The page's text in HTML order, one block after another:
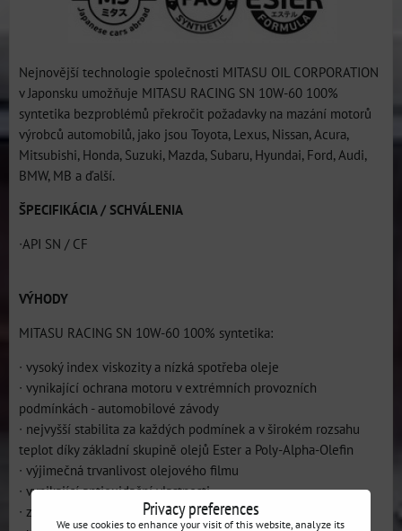
Nejnovější technologie společnosti MITASU OIL CORPORATION
v Japonsku umožňuje MITASU RACING SN 10W-60 100%
syntetika bezproblémů překročit požadavky na mazání motorů
výrobců automobilů, jako jsou Toyota, Lexus, Nissan, Acura,
Mitsubishi, Honda, Suzuki, Mazda, Subaru, Hyundai, Ford, Audi,
BMW, MB a ďalší.
ŠPECIFIKÁCIA / SCHVÁLENIA
∙API SN / CF
VÝHODY
MITASU RACING SN 10W-60 100% syntetika:
∙ vysoký index viskozity a nízká spotřeba oleje
∙ vynikající ochrana motoru v extrémních provozních
podmínkách - automobilové závody
∙ nejvyšší stabilita za každých podmínek a v širokém rozsahu
teplot díky základní skupině olejů Ester a Poly-Alpha-Olefin
∙ výjimečná trvanlivost olejového filmu
∙ vynikající antioxidační vlastnosti
∙ zvýšení životnosti motoruPrivacy preferences
We use cookies to enhance your visit of this website, analyze its